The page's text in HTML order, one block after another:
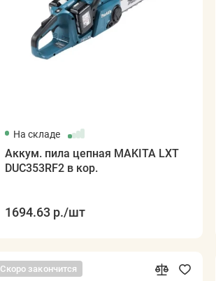
На складе
Аккум. пила цепная MAKITA LXT
DUC353RF2 в кор.
1694.63 р./шт
Скоро закончится